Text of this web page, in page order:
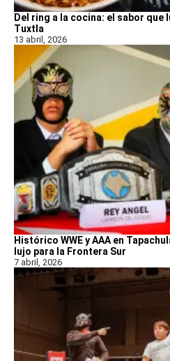
Del ring a la cocina: el sabor que
Tuxtla
13 abril, 2026
Histórico WWE y AAA en
lujo para la Frontera Sur
7 abril, 2026